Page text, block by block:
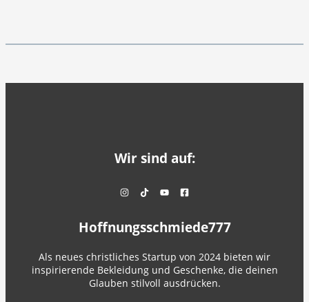
Wir sind auf:
Hoffnungsschmiede777
Als neues christliches Startup von 2024 bieten wir
inspirierende Bekleidung und Geschenke, die deinen
Glauben stilvoll ausdrücken.